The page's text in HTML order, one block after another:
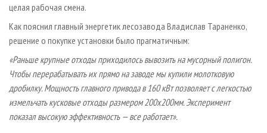
целая рабочая смена.
Как пояснил главный энергетик лесозавода Владислав Тараненко,
решение о покупке установки было прагматичным:
«Раньше крупные отходы приходилось вывозить на мусорный полигон.
Чтобы перерабатывать их прямо на заводе мы купили молотковую
дробилку. Мощность главного привода в 160 кВт позволяет с легкостью
измельчать кусковые отходы размером 200х200мм. Эксперимент
показал высокую эффективность — все работает».